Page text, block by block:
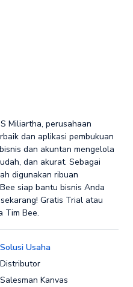
Miliartha, perusahaan
dan aplikasi pembukuan
dan akuntan mengelola
dan akurat. Sebagai
digunakan ribuan
siap bantu bisnis Anda
Gratis Trial atau
Tim Bee.
Solusi Usaha
Distributor
Salesman Kanvas